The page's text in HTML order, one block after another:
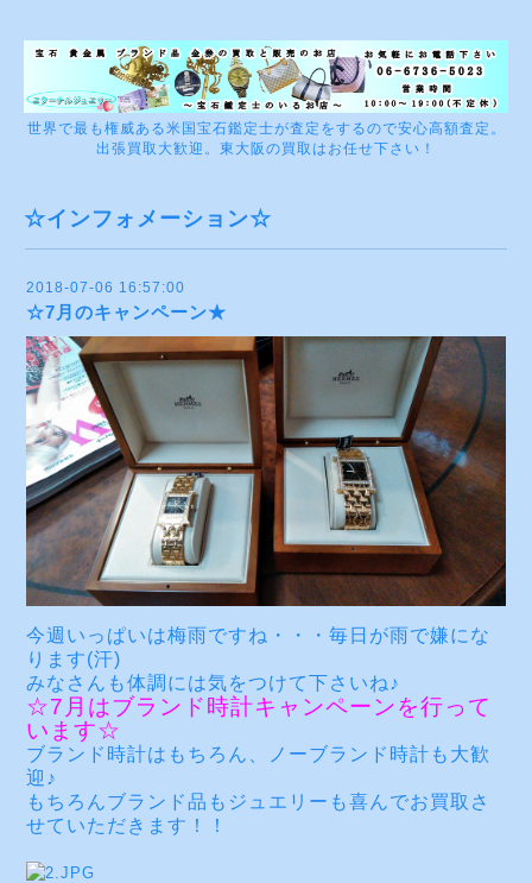
世界で最も権威ある米国宝石鑑定士が査定をするので安心高額査定。
出張買取大歓迎。東大阪の買取はお任せ下さい！
☆インフォメーション☆
2018-07-06 16:57:00
☆7月のキャンペーン★
今週いっぱいは梅雨ですね・・・毎日が雨で嫌にな
ります(汗)
みなさんも体調には気をつけて下さいね♪
☆7月はブランド時計キャンペーンを行って
います☆
ブランド時計はもちろん、ノーブランド時計も大歓
迎♪
もちろんブランド品もジュエリーも喜んでお買取さ
せていただきます！！